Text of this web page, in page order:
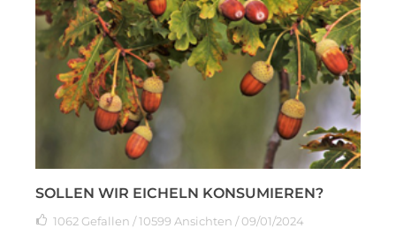
SOLLEN WIR EICHELN KONSUMIEREN?
1062 Gefallen / 10599 Ansichten / 09/01/2024